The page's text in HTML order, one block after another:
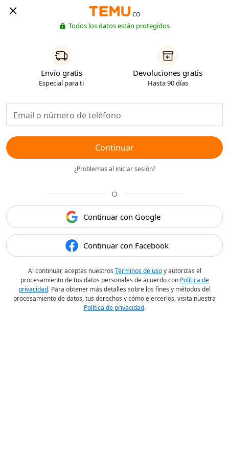
CO
Todos los datos están protegidos
Envío gratis
Especial para ti
Devoluciones gratis
Hasta 90 días
Continuar
¿Problemas al iniciar sesión?
O
Continuar con Google
Continuar con Facebook
Al continuar, aceptas nuestros Términos de usoy autorizas el
procesamiento de tus datos personales de acuerdo con Política de
privacidad. Para obtener más detalles sobre los fines y métodos del
procesamiento de datos, tus derechos y cómo ejercerlos, visita nuestra
Política de privacidad.